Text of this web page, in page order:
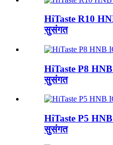
HiTaste R10
सुसंगत
HiTaste P8
सुसंगत
HiTaste P5
सुसंगत